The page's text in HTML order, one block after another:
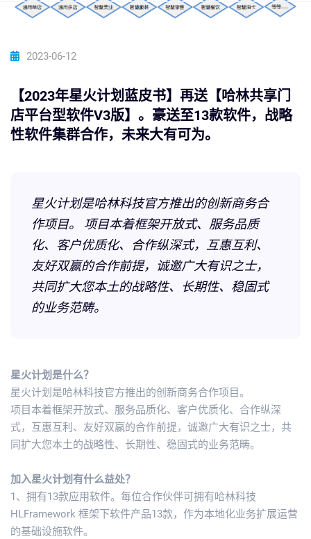
2023-06-12
【2023年星火计划蓝皮书】再送【哈林共享门
店平台型软件V3版】。豪送至13款软件，战略
性软件集群合作，未来大有可为。
星火计划是哈林科技官方推出的创新商务合
作项目。 项目本着框架开放式、服务品质
化、客户优质化、合作纵深式，互惠互利、
友好双赢的合作前提，诚邀广大有识之士，
共同扩大您本土的战略性、长期性、稳固式
的业务范畴。
星火计划是什么？
星火计划是哈林科技官方推出的创新商务合作项目。
项目本着框架开放式、服务品质化、客户优质化、合作纵深
式，互惠互利、友好双赢的合作前提，诚邀广大有识之士，共
同扩大您本土的战略性、长期性、稳固式的业务范畴。
加入星火计划有什么益处？
1、拥有13款应用软件。每位合作伙伴可拥有哈林科技
HLFramework 框架下软件产品13款，作为本地化业务扩展运营
的基础设施软件。